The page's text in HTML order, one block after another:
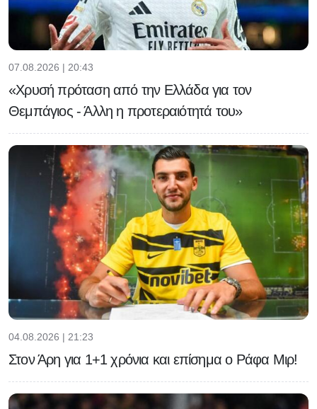
07.08.2026 | 20:43
«Χρυσή πρόταση από την Ελλάδα για τον
Θεμπάγιος - Άλλη η προτεραιότητά του»
04.08.2026 | 21:23
Στον Άρη για 1+1 χρόνια και επίσημα ο Ράφα Μιρ!